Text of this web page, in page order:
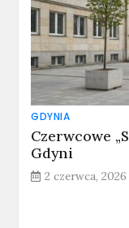
GDYNIA
Czerwcowe
Gdyni
2 czerwca, 2026